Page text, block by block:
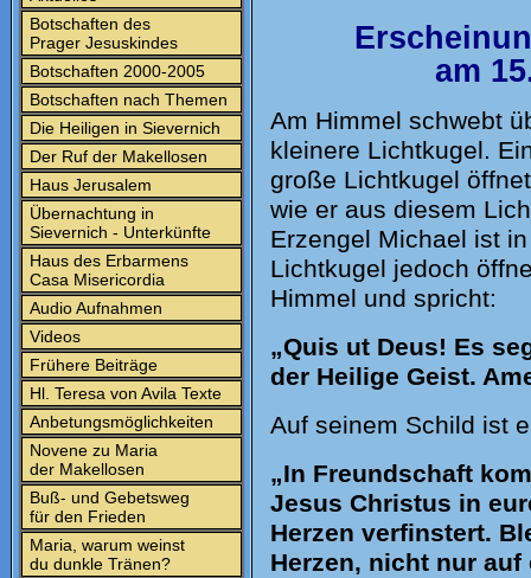
Botschaften des
Prager Jesuskindes
Botschaften 2000-2005
Botschaften nach Themen
Die Heiligen in Sievernich
Der Ruf der Makellosen
Haus Jerusalem
Übernachtung in
Sievernich - Unterkünfte
Haus des Erbarmens
Casa Misericordia
Audio Aufnahmen
Videos
Frühere Beiträge
Hl. Teresa von Avila Texte
Anbetungsmöglichkeiten
Novene zu Maria
der Makellosen
Buß- und Gebetsweg
für den Frieden
Maria, warum weinst
du dunkle Tränen?
am
Am Himmel schwebt
kleinere Lichtkugel.
große Lichtkugel
wie er aus diesem
Erzengel Michael ist
Lichtkugel jedoch
Himmel und spricht:
„Quis ut Deus! Es
der Heilige Geist.
Auf seinem Schild ist
„In Freundschaft
Jesus Christus in
Herzen verfinstert.
Herzen, nicht nur auf